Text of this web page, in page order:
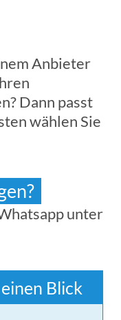
Anbieter
Dann passt
wählen Sie
unter
Blick